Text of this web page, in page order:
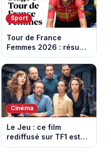
Sport
Tour de France
Femmes 2026 : résumé
vidéo de la 6e étape
entre Montbrison et
Tournon-sur-Rhône
Cinéma
Le Jeu : ce film
rediffusé sur TF1 est
adapté d’un succès